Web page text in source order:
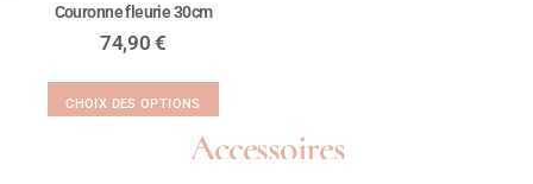
Couronne fleurie 30cm
74,90€
CHOIX DES OPTIONS
Accessoires